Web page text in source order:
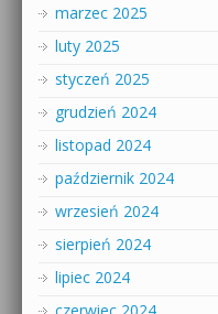
marzec 2025
luty 2025
styczeń 2025
grudzień 2024
listopad 2024
październik 2024
wrzesień 2024
sierpień 2024
lipiec 2024